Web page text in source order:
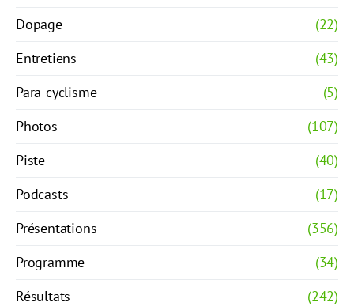
Dopage
(22)
Entretiens
(43)
Para-cyclisme
(5)
Photos
(107)
Piste
(40)
Podcasts
(17)
Présentations
(356)
Programme
(34)
Résultats
(242)